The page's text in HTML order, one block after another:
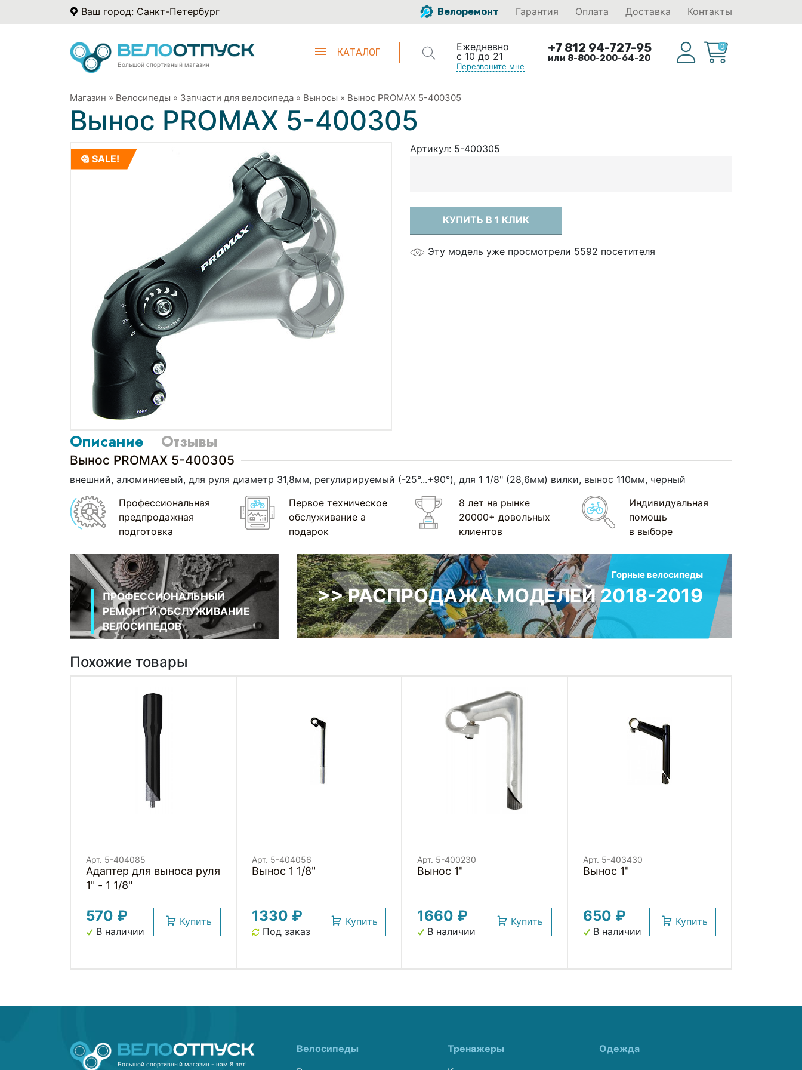
Ваш город: Санкт-Петербург Велоремонт Гарантия Оплата Доставка Контакты
Большой спортивный магазин
КАТАЛОГ
Ежедневно
с 10 до 21
Перезвоните мне
+7 812 94-727-95
или 8-800-200-64-20
0
Магазин » Велосипеды » Запчасти для велосипеда » Выносы » Вынос PROMAX 5-400305
Вынос PROMAX 5-400305
SALE!
Артикул: 5-400305
КУПИТЬ В 1 КЛИК
Эту модель уже просмотрели 5592 посетителя
Описание Отзывы
Вынос PROMAX 5-400305
внешний, алюминиевый, для руля диаметр 31,8мм, регулирируемый (-25°...+90°), для 1 1/8" (28,6мм) вилки, вынос 110мм, черный
Профессиональная
предпродажная
подготовка
Первое техническое
обслуживание а
подарок
8 лет на рынке
20000+ довольных
клиентов
Индивидуальная
помощь
в выборе
ПРОФЕССИОНАЛЬНЫЙ
РЕМОНТ И ОБСЛУЖИВАНИЕ
ВЕЛОСИПЕДОВ
Горные велосипеды
>> РАСПРОДАЖА МОДЕЛЕЙ 2018-2019
Похожие товары
Арт. 5-404085
Адаптер для выноса руля
1" - 1 1/8"
570 ₽
В наличии
Купить
Арт. 5-404056
Вынос 1 1/8"
1330 ₽
Под заказ
Купить
Арт. 5-400230
Вынос 1"
1660 ₽
В наличии
Купить
Арт. 5-403430
Вынос 1"
650 ₽
В наличии
Купить
Большой спортивный магазин - нам 8 лет!
Велосипеды
Тренажеры
Одежда